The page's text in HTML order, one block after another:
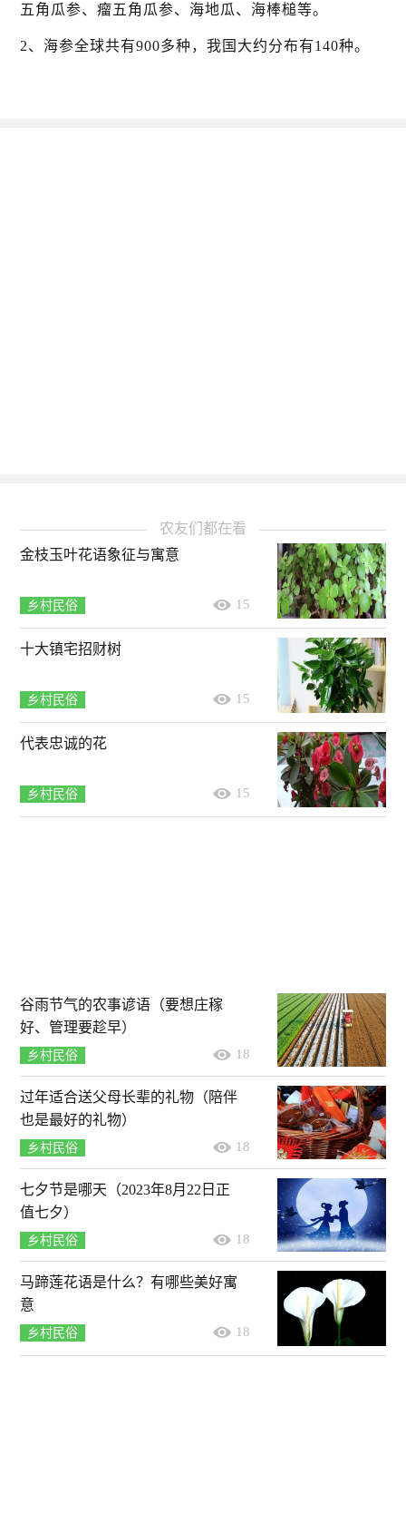
五角瓜参、瘤五角瓜参、海地瓜、海棒槌等。
2、海参全球共有900多种，我国大约分布有140种。
农友们都在看
金枝玉叶花语象征与寓意
乡村民俗 15
十大镇宅招财树
乡村民俗 15
代表忠诚的花
乡村民俗 15
谷雨节气的农事谚语（要想庄稼
好、管理要趁早）
乡村民俗 18
过年适合送父母长辈的礼物（陪伴
也是最好的礼物）
乡村民俗 18
七夕节是哪天（2023年8月22日正
值七夕）
乡村民俗 18
马蹄莲花语是什么？有哪些美好寓
意
乡村民俗 18